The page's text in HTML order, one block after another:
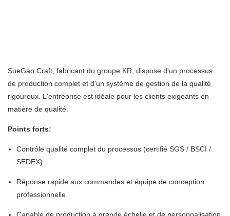
SueGao Craft, fabricant du groupe KR, dispose d'un processus
de production complet et d'un système de gestion de la qualité
rigoureux. L'entreprise est idéale pour les clients exigeants en
matière de qualité.
Points forts:
Contrôle qualité complet du processus (certifié SGS / BSCI /
SEDEX)
Réponse rapide aux commandes et équipe de conception
professionnelle